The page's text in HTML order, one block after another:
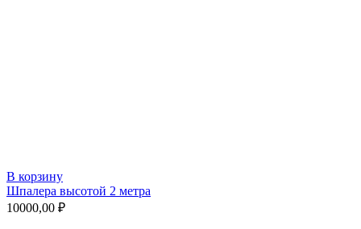
В корзину
Шпалера высотой 2 метра
10000,00 ₽